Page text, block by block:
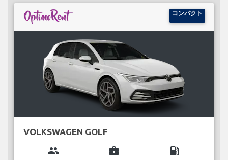
コンパクト
VOLKSWAGEN GOLF
group business_center local_gas_station